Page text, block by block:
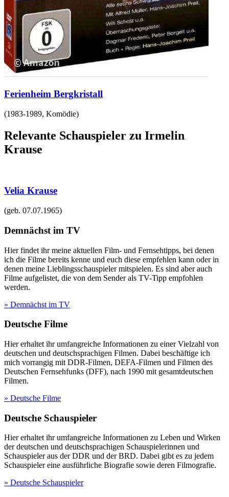
Ferienheim Bergkristall
(1983-1989, Komödie)
Relevante Schauspieler zu Irmelin
Krause
Velia Krause
(geb. 07.07.1965)
Demnächst im TV
Hier findet ihr meine aktuellen Film- und Fernsehtipps, bei denen
ich die Filme bereits kenne und euch diese empfehlen kann oder in
denen meine Lieblingsschauspieler mitspielen. Es sind aber auch
Filme aufgelistet, die von dem Sender als TV-Tipp empfohlen
werden.
» Demnächst im TV
Deutsche Filme
Hier erhaltet ihr umfangreiche Informationen zu einer Vielzahl von
deutschen und deutschsprachigen Filmen. Dabei beschäftige ich
mich vorrangig mit DDR-Filmen, DEFA-Filmen und Filmen des
Deutschen Fernsehfunks (DFF), nach 1990 mit gesamtdeutschen
Filmen.
» Deutsche Filme
Deutsche Schauspieler
Hier erhaltet ihr umfangreiche Informationen zu Leben und Wirken
der deutschen und deutschsprachigen Schauspielerinnen und
Schauspieler aus der DDR und der BRD. Dabei gibt es zu jedem
Schauspieler eine ausführliche Biografie sowie deren Filmografie.
» Deutsche Schauspieler